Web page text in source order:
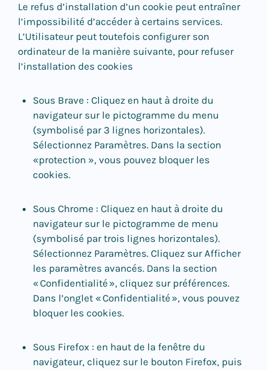
Le refus d’installation d’un cookie peut entraîner
l’impossibilité d’accéder à certains services.
L’Utilisateur peut toutefois configurer son
ordinateur de la manière suivante, pour refuser
l’installation des cookies
Sous Brave : Cliquez en haut à droite du
navigateur sur le pictogramme du menu
(symbolisé par 3 lignes horizontales).
Sélectionnez Paramètres. Dans la section
«protection », vous pouvez bloquer les
cookies.
Sous Chrome : Cliquez en haut à droite du
navigateur sur le pictogramme de menu
(symbolisé par trois lignes horizontales).
Sélectionnez Paramètres. Cliquez sur Afficher
les paramètres avancés. Dans la section
« Confidentialité », cliquez sur préférences.
Dans l’onglet « Confidentialité », vous pouvez
bloquer les cookies.
Sous Firefox : en haut de la fenêtre du
navigateur, cliquez sur le bouton Firefox, puis